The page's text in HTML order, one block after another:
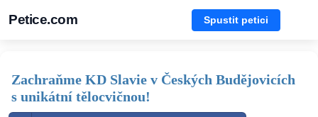
Petice.com Spustit petici
Zachraňme KD Slavie v Českých Budějovicích
s unikátní tělocvičnou!